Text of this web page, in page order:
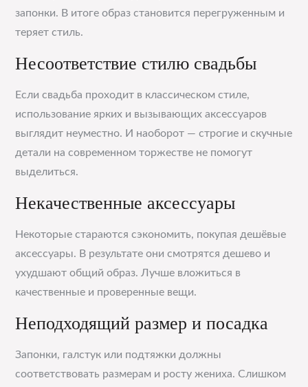
запонки. В итоге образ становится перегруженным и
теряет стиль.
Несоответствие стилю свадьбы
Если свадьба проходит в классическом стиле,
использование ярких и вызывающих аксессуаров
выглядит неуместно. И наоборот — строгие и скучные
детали на современном торжестве не помогут
выделиться.
Некачественные аксессуары
Некоторые стараются сэкономить, покупая дешёвые
аксессуары. В результате они смотрятся дешево и
ухудшают общий образ. Лучше вложиться в
качественные и проверенные вещи.
Неподходящий размер и посадка
Запонки, галстук или подтяжки должны
соответствовать размерам и росту жениха. Слишком